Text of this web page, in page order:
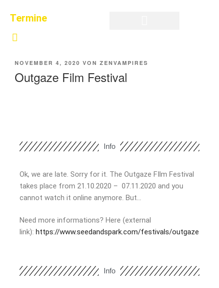
Termine
NOVEMBER 4, 2020 VON ZENVAMPIRES
Outgaze Film Festival
Info
Ok, we are late. Sorry for it. The Outgaze FIlm Festival
takes place from 21.10.2020 – 07.11.2020 and you
cannot watch it online anymore. But…
Need more informations? Here (external
link): https://www.seedandspark.com/festivals/outgaze
Info